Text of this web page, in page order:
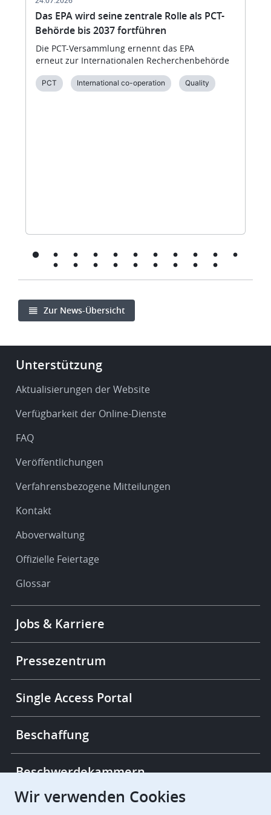
Das EPA wird seine zentrale Rolle als PCT-
Behörde bis 2037 fortführen
Die PCT-Versammlung ernennt das EPA
erneut zur Internationalen Recherchenbehörde
PCT International co-operation Quality
Zur News-Übersicht
Footer
Service
support
Unterstützung
Aktualisierungen der Website
Verfügbarkeit der Online-Dienste
FAQ
Veröffentlichungen
Verfahrensbezogene Mitteilungen
Kontakt
Aboverwaltung
Offizielle Feiertage
Glossar
More
links
Jobs & Karriere
Pressezentrum
Single Access Portal
Beschaffung
Beschwerdekammern
Wir verwenden Cookies